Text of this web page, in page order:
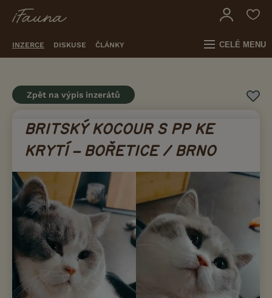
INZERCE DISKUSE ČLÁNKY CELÉ MENU
Zpět na výpis inzerátů
BRITSKÝ KOCOUR S PP KE
KRYTÍ – BOŘETICE / BRNO